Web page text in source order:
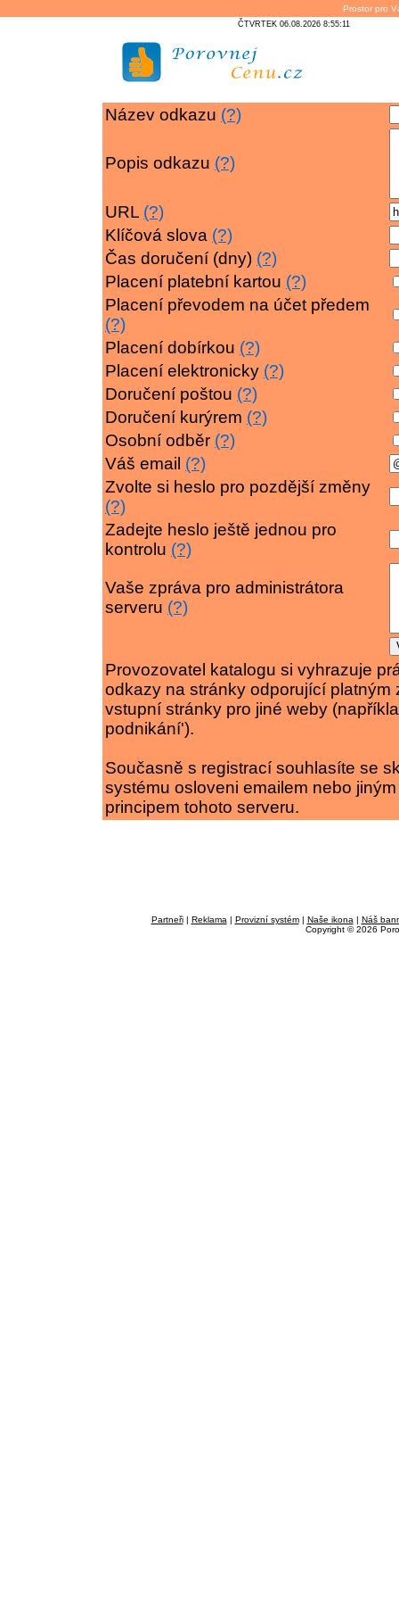
Prostor pro
ČTVRTEK 06.08.2026 8:55:11
Název odkazu (?)
Popis odkazu (?)
URL (?)
Klíčová slova (?)
Čas doručení (dny) (?)
Placení platební kartou (?)
Placení převodem na účet předem
(?)
Placení dobírkou (?)
Placení elektronicky (?)
Doručení poštou (?)
Doručení kurýrem (?)
Osobní odběr (?)
Váš email (?)
Zvolte si heslo pro pozdější změny
(?)
Zadejte heslo ještě jednou pro
kontrolu (?)
Vaše zpráva pro administrátora
serveru (?)
Provozovatel katalogu si vyhrazuje
odkazy na stránky odporující
vstupní stránky pro jiné weby
podnikání').
Současně s registrací souhlasíte se
systému osloveni emailem nebo
principem tohoto serveru.
Partneři| Reklama | Provizní systém| Naše ikona | Náš
Copyright © 2026